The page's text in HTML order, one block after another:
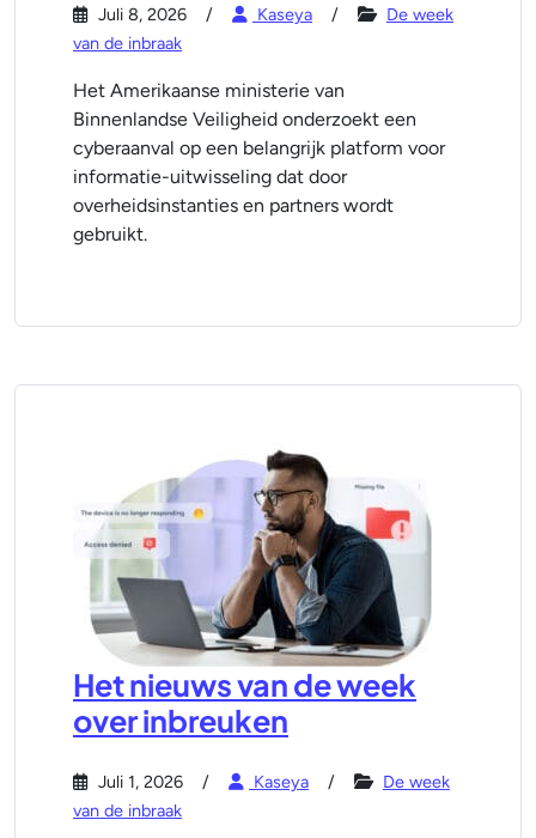
Juli 8, 2026 Kaseya
De week
van de inbraak
Het Amerikaanse ministerie van
Binnenlandse Veiligheid onderzoekt een
cyberaanval op een belangrijk platform voor
informatie-uitwisseling dat door
overheidsinstanties en partners wordt
gebruikt.
Het nieuws van de week
over inbreuken
Juli 1, 2026 Kaseya
De week
van de inbraak